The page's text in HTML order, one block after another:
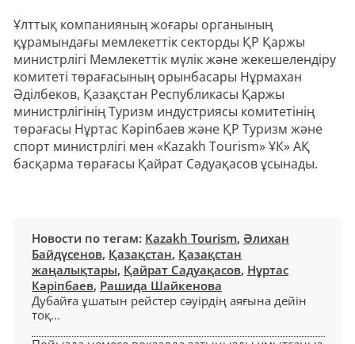
Ұлттық компанияның жоғары органының
құрамындағы мемлекеттік секторды ҚР Қаржы
министрлігі Мемлекеттік мүлік және жекешелендіру
комитеті төрағасының орынбасары Нұрмахан
Әділбеков, Қазақстан Республикасы Қаржы
министрлігінің Туризм индустриясы комитетінің
төрағасы Нұртас Кәріпбаев және ҚР Туризм және
спорт министрлігі мен «Kazakh Tourism» ҰК» АҚ
басқарма төрағасы Қайрат Сәдуақасов ұсынады.
Новости по тегам: Kazakh Tourism, Әлихан
Байдүсенов, Қазақстан, Қазақстан
жаңалықтары, Қайрат Садуақасов, Нұртас
Кәріпбаев, Рашида Шайкенова
Дубайға ұшатын рейстер сәуірдің аяғына дейін
тоқ...